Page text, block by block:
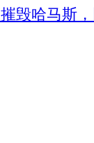
毁哈马斯